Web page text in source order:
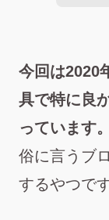
今回は2020
具で特に良
っています。
俗に言うブ
するやつで